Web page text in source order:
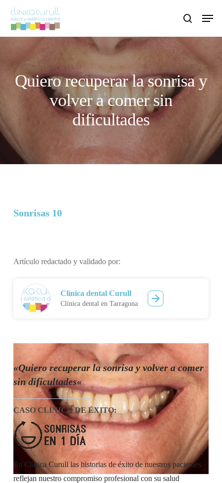
search
Menu
Quiero recuperar la sonrisa y
volver a comer sin
dificultades
Sonrisas 10
Artículo redactado y validado por:
Clínica dental Curull
Clínica dental en Tarragona
«Quiero recuperar la sonrisa y volver a comer
sin dificultades«
CASO CLÍNICO DE ÉXITO:
En Clínica Curull las historias de éxito de nuestros pacientes
reflejan nuestro compromiso profesional con su salud